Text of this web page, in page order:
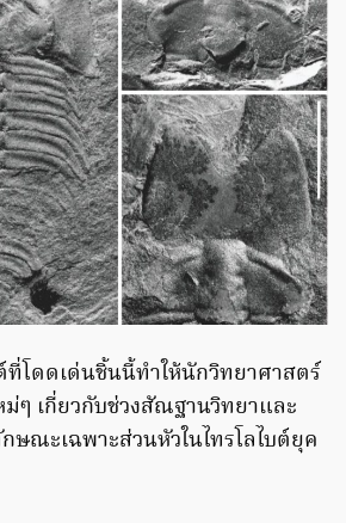
ที่โดดเด่นชิ้นนี้ทำให้นักวิทยาศาสตร์
ม่ๆ เกี่ยวกับช่วงสัณฐานวิทยาและ
ษณะเฉพาะส่วนหัวในไทรโลไบต์ยุค